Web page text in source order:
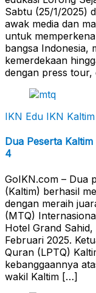
Sabtu (25/1/2025)
awak media dan
untuk
bangsa Indonesia,
kemerdekaan
dengan press
IKN Edu IKN Kaltim
Dua Peserta
4
GoIKN.com – Dua
(Kaltim) berhasil
dengan meraih
(MTQ)
Hotel Grand
Februari 2025.
Quran (LPTQ)
kebanggaannya
wakil Kaltim […]